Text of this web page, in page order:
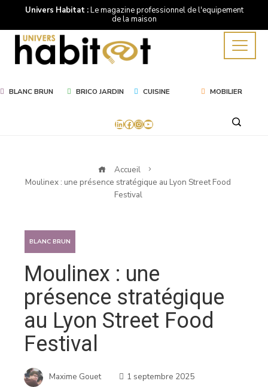
Univers Habitat :Le magazine professionnel de l'equipement
de la maison
BLANC BRUN BRICO JARDIN CUISINE MOBILIER
LinkedIn
Facebook
Instagram
YouTube
Accueil
Moulinex : une présence stratégique au Lyon Street Food
Festival
BLANC BRUN
Moulinex : une
présence stratégique
au Lyon Street Food
Festival
Maxime Gouet
1 septembre 2025